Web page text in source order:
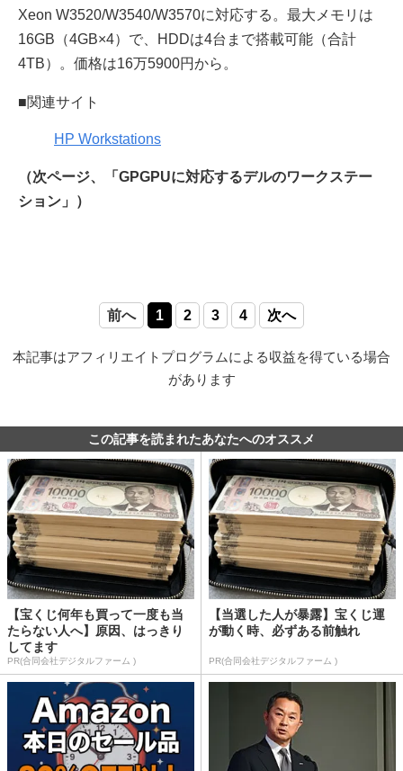
Xeon W3520/W3540/W3570に対応する。最大メモリは
16GB（4GB×4）で、HDDは4台まで搭載可能（合計
4TB）。価格は16万5900円から。
■関連サイト
HP Workstations
（次ページ、「GPGPUに対応するデルのワークステー
ション」）
前へ 1 2 3 4 次へ
本記事はアフィリエイトプログラムによる収益を得ている場合
があります
この記事を読まれたあなたへのオススメ
【宝くじ何年も買って一度も当
たらない人へ】原因、はっきり
してます
PR(合同会社デジタルファーム )
【当選した人が暴露】宝くじ運
が動く時、必ずある前触れ
PR(合同会社デジタルファーム )